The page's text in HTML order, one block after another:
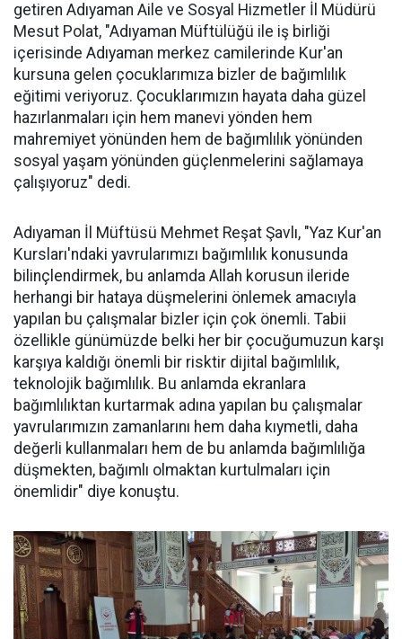
getiren Adıyaman Aile ve Sosyal Hizmetler İl Müdürü
Mesut Polat, "Adıyaman Müftülüğü ile iş birliği
içerisinde Adıyaman merkez camilerinde Kur'an
kursuna gelen çocuklarımıza bizler de bağımlılık
eğitimi veriyoruz. Çocuklarımızın hayata daha güzel
hazırlanmaları için hem manevi yönden hem
mahremiyet yönünden hem de bağımlılık yönünden
sosyal yaşam yönünden güçlenmelerini sağlamaya
çalışıyoruz" dedi.
Adıyaman İl Müftüsü Mehmet Reşat Şavlı, "Yaz Kur'an
Kursları'ndaki yavrularımızı bağımlılık konusunda
bilinçlendirmek, bu anlamda Allah korusun ileride
herhangi bir hataya düşmelerini önlemek amacıyla
yapılan bu çalışmalar bizler için çok önemli. Tabii
özellikle günümüzde belki her bir çocuğumuzun karşı
karşıya kaldığı önemli bir risktir dijital bağımlılık,
teknolojik bağımlılık. Bu anlamda ekranlara
bağımlılıktan kurtarmak adına yapılan bu çalışmalar
yavrularımızın zamanlarını hem daha kıymetli, daha
değerli kullanmaları hem de bu anlamda bağımlılığa
düşmekten, bağımlı olmaktan kurtulmaları için
önemlidir" diye konuştu.